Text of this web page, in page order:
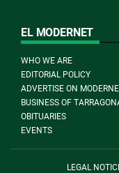
EL MODERNET
WHO WE ARE
EDITORIAL POLICY
ADVERTISE ON
BUSINESS OF
OBITUARIES
EVENTS
LEGAL